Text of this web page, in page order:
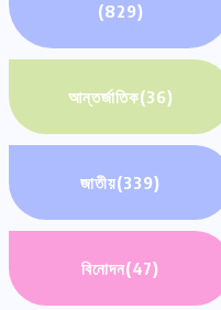
(829)
আন্তর্জাতিক(36)
জাতীয়(339)
বিনোদন(47)